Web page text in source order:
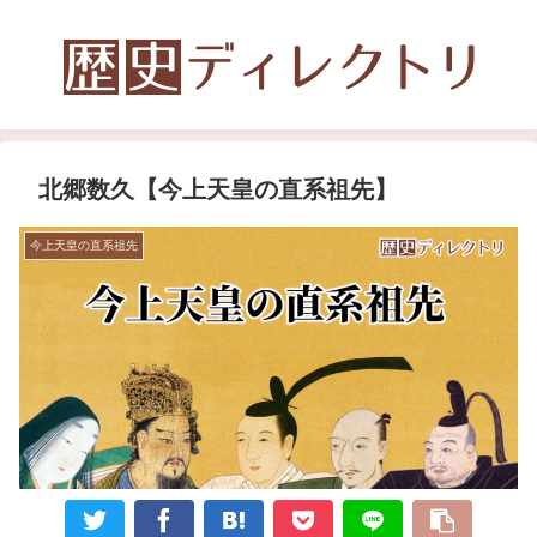
北郷数久【今上天皇の直系祖先】
今上天皇の直系祖先